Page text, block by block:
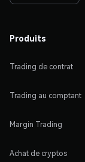
Produits
Trading de contrat
Trading au comptant
Margin Trading
Achat de cryptos